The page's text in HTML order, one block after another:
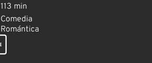
113 min
Comedia
Romántica